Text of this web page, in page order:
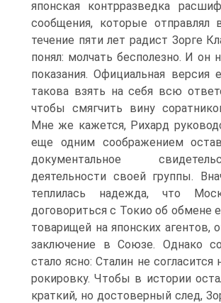
японская контрразведка
сообщения, которые
течение пяти лет радист Зорге
понял: молчать бесполезно. И он
показания. Официальная версия
такова взять на себя всю
чтобы смягчить вину
Мне же кажется, Рихард
еще одним соображением
документальное
деятельности своей группы.
теплилась надежда, что
договориться с Токио об обмене
товарищей на японских агентов,
заключение в Союзе. Однако
стало ясно: Сталин не согласится
рокировку. Чтобы в истории
краткий, но достоверный след,